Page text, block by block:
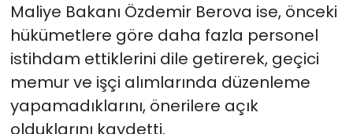
Maliye Bakanı Özdemir Berova ise, önceki
hükümetlere göre daha fazla personel
istihdam ettiklerini dile getirerek, geçici
memur ve işçi alımlarında düzenleme
yapamadıklarını, önerilere açık
olduklarını kaydetti.